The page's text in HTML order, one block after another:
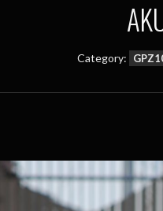
Category: